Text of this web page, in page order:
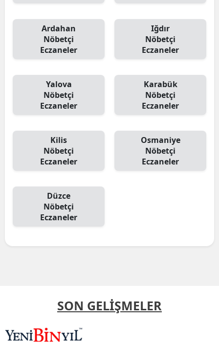
Ardahan
Nöbetçi
Eczaneler
Iğdır
Nöbetçi
Eczaneler
Yalova
Nöbetçi
Eczaneler
Karabük
Nöbetçi
Eczaneler
Kilis
Nöbetçi
Eczaneler
Osmaniye
Nöbetçi
Eczaneler
Düzce
Nöbetçi
Eczaneler
SON GELİŞMELER